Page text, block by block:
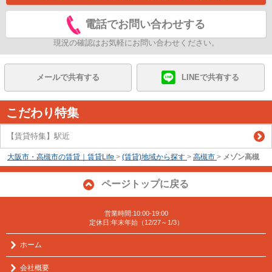
電話でお問い合わせする
現況の確認はお気軽にお問い合わせください。
メールで共有する LINEで共有する
こだわり特集
【賃貸特集】駅近
大阪市・高槻市の賃貸｜賃貸Life > (賃貸)地域から探す > 高槻市 > メゾン高槻
ページトップに戻る
営業時間:10:00-19:00
定休日:年末年始（12/27～1/3）
ホーム
会社概要